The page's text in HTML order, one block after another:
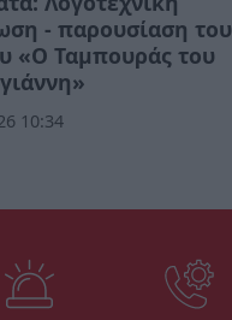
- παρουσίαση του
«Ο Ταμπουράς του
10:34